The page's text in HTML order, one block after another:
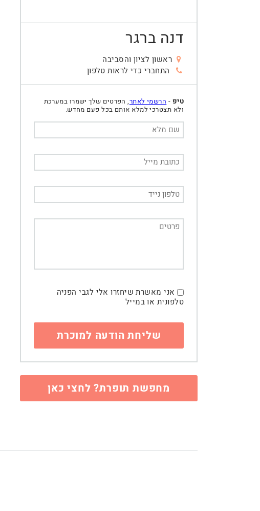
דנה ברגר
ראשון לציון והסביבה
התחברי כדי לראות טלפון
טיפ - הרשמי לאתר, הפרטים שלך ישמרו במערכת
ולא תצטרכי למלא אותם בכל פעם מחדש.
אני מאשרת שיחזרו אלי לגבי הפניה
טלפונית או במייל
מחפשת תופרת? לחצי כאן